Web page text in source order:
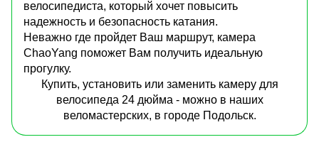
велосипедиста, который хочет повысить
надежность и безопасность катания.
Неважно где пройдет Ваш маршрут, камера
ChaoYang поможет Вам получить идеальную
прогулку.
Купить, установить или заменить камеру для
велосипеда 24 дюйма - можно в наших
веломастерских, в городе Подольск.